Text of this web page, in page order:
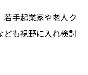
若手起業家や老人ク
ども視野に入れ検討